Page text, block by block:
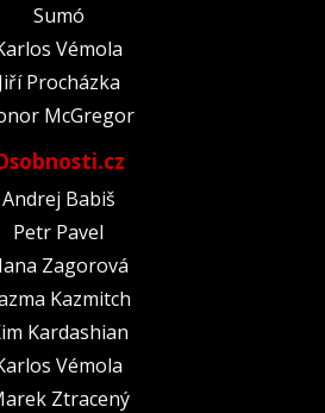
Sumó
Vémola
Jiří Procházka
McGregor
Andrej Babiš
Petr Pavel
Zagorová
Kazmitch
Kardashian
Vémola
Ztracený